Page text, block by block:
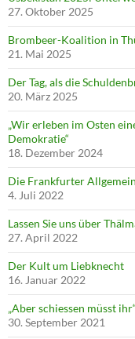
27. Oktober 2025
Brombeer-Koalition in
21. Mai 2025
Der Tag, als die
20. März 2025
„Wir erleben im Osten
Demokratie“
18. Dezember 2024
Die Frankfurter
4. Juli 2022
Lassen Sie uns über
27. April 2022
Der Kult um Liebknecht
16. Januar 2022
„Aber schiessen müsst ihr“
30. September 2021